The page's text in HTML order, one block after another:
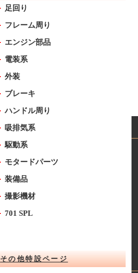
足回り
フレーム周り
エンジン部品
電装系
外装
ブレーキ
ハンドル周り
吸排気系
駆動系
モタードパーツ
装備品
撮影機材
701 SPL
その他特設ページ